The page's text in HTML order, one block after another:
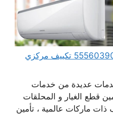
فني تكييف وتبريد الرميثية 55560390 تكييف مركزي
عديدة من خدمات
قطع الغيار و المحلقات
ذات ماركات عالمية ، تأمين